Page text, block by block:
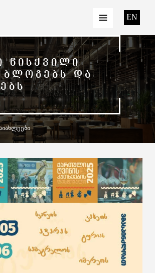
EN
ᲬᲘᲡᲥᲕᲘᲚᲘ
ᲑᲚᲝᲒᲔᲑᲡ ᲓᲐ